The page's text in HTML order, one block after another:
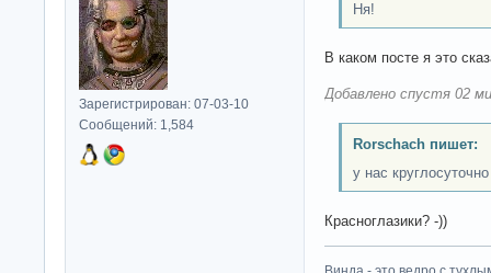
Зарегистрирован: 07-03-10
Сообщений: 1,584
Ня!
В каком посте я это
Добавлено спустя 02
Rorschach пишет:
у нас
Красноглазики? -))